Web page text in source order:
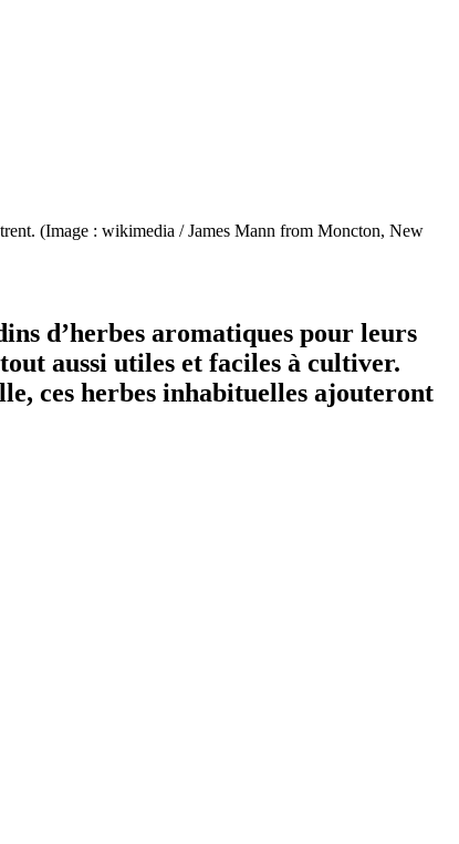
(Image : wikimedia / James Mann from Moncton, New
d’herbes aromatiques pour leurs
aussi utiles et faciles à cultiver.
ces herbes inhabituelles ajouteront